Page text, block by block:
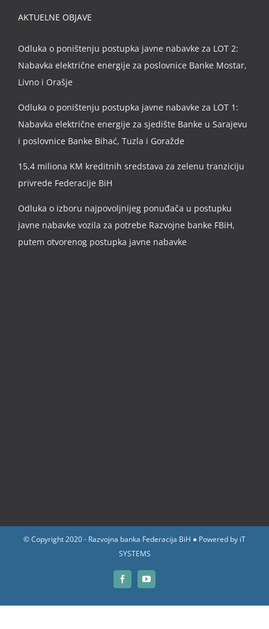
AKTUELNE OBJAVE
Odluka o poništenju postupka javne nabavke za LOT 2:
Nabavka električne energije za poslovnice Banke Mostar,
Livno i Orašje
Odluka o poništenju postupka javne nabavke za LOT 1:
Nabavka električne energije za sjedište Banke u Sarajevu
i poslovnice Banke Bihać, Tuzla i Goražde
15,4 miliona KM kreditnih sredstava za zelenu tranziciju
privrede Federacije BiH
Odluka o izboru najpovoljnijeg ponuđača u postupku
javne nabavke vozila za potrebe Razvojne banke FBiH,
putem otvorenog postupka javne nabavke
© Copyright 2020 - Razvojna banka Federacija BiH ● Powered by iT
SYSTEMS
FacebookYouTube